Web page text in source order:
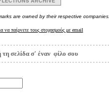
are owned by their respective companies.
να παίρνετε τους στοχασμούς μεemail
τη σελίδα σ' έναν φίλο σου